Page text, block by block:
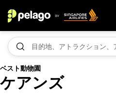
ベスト動物園
ケアンズ